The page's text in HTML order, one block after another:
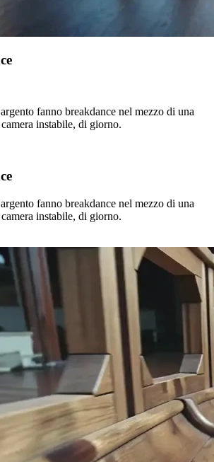
fanno breakdance nel mezzo di una
instabile, di giorno.
fanno breakdance nel mezzo di una
instabile, di giorno.